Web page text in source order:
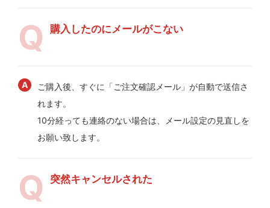
購入したのにメールがこない
ご購入後、すぐに「ご注文確認メール」が自動で送信さ
れます。
10分経っても連絡のない場合は、メール設定の見直しを
お願い致します。
突然キャンセルされた